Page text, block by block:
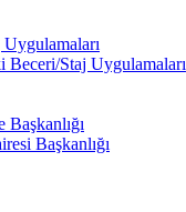
Beceri/Staj Uygulamaları
Başkanlığı